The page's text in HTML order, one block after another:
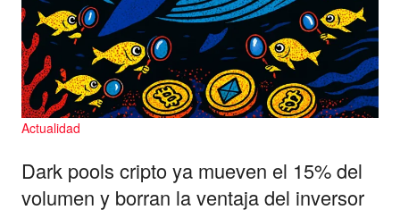
Actualidad
Dark pools cripto ya mueven el 15% del
volumen y borran la ventaja del inversor